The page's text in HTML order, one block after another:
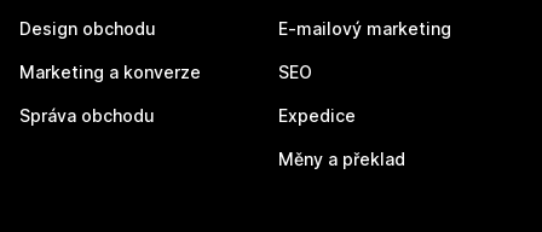
Design obchodu
Marketing a konverze
Správa obchodu
E-mailový marketing
SEO
Expedice
Měny a překlad